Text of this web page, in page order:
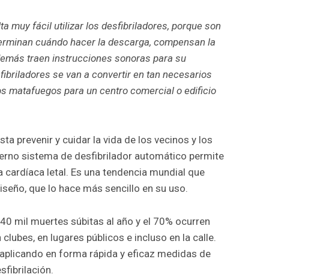
muy fácil utilizar los desfibriladores, porque son
cuándo hacer la descarga, compensan la
traen instrucciones sonoras para su
se van a convertir en tan necesarios
matafuegos para un centro comercial o edificio
prevenir y cuidar la vida de los vecinos y los
sistema de desfibrilador automático permite
letal. Es una tendencia mundial que
que lo hace más sencillo en su uso.
mil muertes súbitas al año y el 70% ocurren
en lugares públicos e incluso en la calle.
en forma rápida y eficaz medidas de